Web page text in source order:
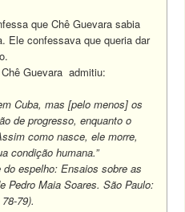
que Chê Guevara sabia
Ele confessava que queria dar
Guevara admitiu:
Cuba, mas [pelo menos] os
de progresso, enquanto o
como nasce, ele morre,
condição humana.”
espelho: Ensaios sobre as
Pedro Maia Soares. São Paulo:
79).